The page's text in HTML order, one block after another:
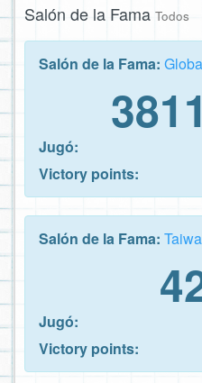
Salón de la Fama Todos
Salón de la Fama:
Jugó:
Victory points:
Salón de la Fama:
Jugó:
Victory points: